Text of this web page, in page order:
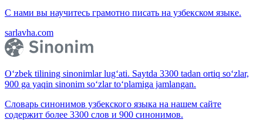
С нами вы научитесь грамотно писать на узбекском языке.
sarlavha.com
O‘zbek tilining sinonimlar lug‘ati. Saytda 3300 tadan ortiq so‘zlar,
900 ga yaqin sinonim so‘zlar to‘plamiga jamlangan.
Словарь синонимов узбекского языка на нашем сайте
содержит более 3300 слов и 900 синонимов.